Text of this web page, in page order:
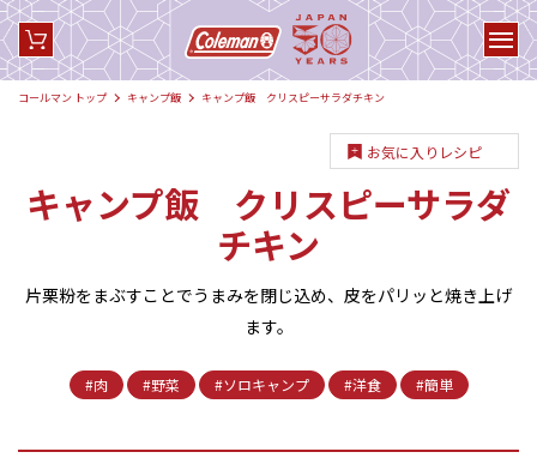
コールマン トップ キャンプ飯 キャンプ飯 クリスピーサラダチキン
お気に入りレシピ
キャンプ飯 クリスピーサラダ
チキン
片栗粉をまぶすことでうまみを閉じ込め、皮をパリッと焼き上げ
ます。
#肉 #野菜 #ソロキャンプ #洋食 #簡単